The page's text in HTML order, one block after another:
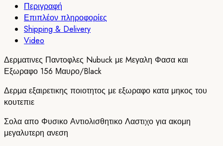
Περιγραφή
Επιπλέον πληροφορίες
Shipping & Delivery
Video
Δερματινες Παντοφλες Nubuck με Mεγαλη Φασα και
Εξωραφο 156 Μαυρο/Black
Δερμα εξαιρετικης ποιοτητος με εξωραφο κατα μηκος του
κουτεπιε
Σολα απο Φυσικο Αντιολισθητικο Λαστιχο για ακομη
μεγαλυτερη ανεση